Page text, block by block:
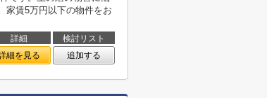
家賃5万円以下の物件をお
詳細
検討リスト
細を見る 追加する